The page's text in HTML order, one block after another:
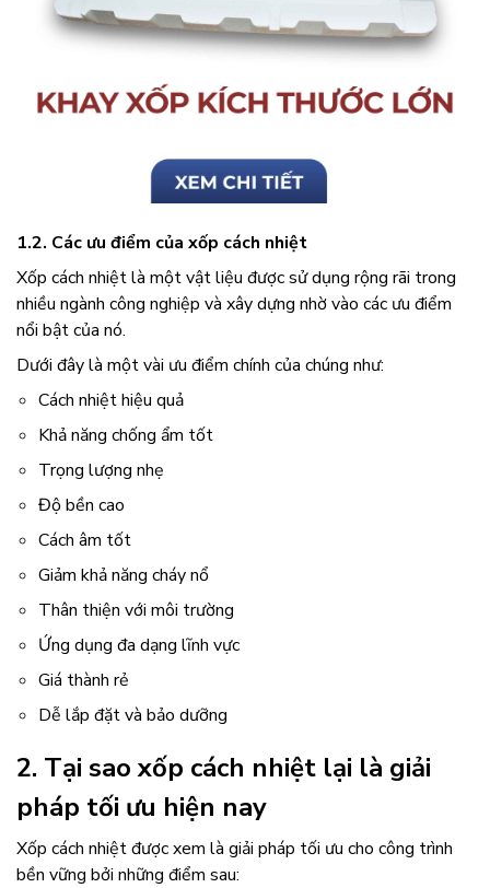
1.2. Các ưu điểm của xốp cách nhiệt
Xốp cách nhiệt là một vật liệu được sử dụng rộng rãi trong
nhiều ngành công nghiệp và xây dựng nhờ vào các ưu điểm
nổi bật của nó.
Dưới đây là một vài ưu điểm chính của chúng như:
Cách nhiệt hiệu quả
Khả năng chống ẩm tốt
Trọng lượng nhẹ
Độ bền cao
Cách âm tốt
Giảm khả năng cháy nổ
Thân thiện với môi trường
Ứng dụng đa dạng lĩnh vực
Giá thành rẻ
Dễ lắp đặt và bảo dưỡng
2. Tại sao xốp cách nhiệt lại là giải
pháp tối ưu hiện nay
Xốp cách nhiệt được xem là giải pháp tối ưu cho công trình
bền vững bởi những điểm sau: